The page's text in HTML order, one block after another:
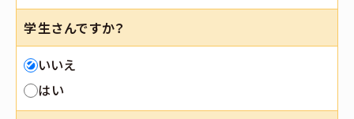
学生さんですか？
いいえ
はい